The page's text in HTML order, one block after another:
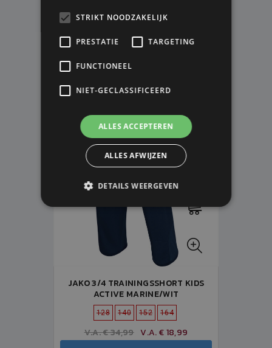
128 140 152 164
V.A. € 34,99 V.A. € 18,99
HOUD ME OP DE HOOGTE
VOORLOPIG NIET LEVERBAAR
JAKO 3/4 TRAININGSSHORT KIDS
ACTIVE MARINE/WIT
128 140 152 164
V.A. € 34,99 V.A. € 18,99
STRIKT NOODZAKELIJK
PRESTATIE TARGETING
FUNCTIONEEL
NIET-GECLASSIFICEERD
ALLES ACCEPTEREN
ALLES AFWIJZEN
DETAILS WEERGEVEN